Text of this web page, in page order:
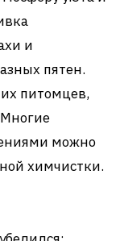
и
пятен.
питомцев,
можно
химчистки.